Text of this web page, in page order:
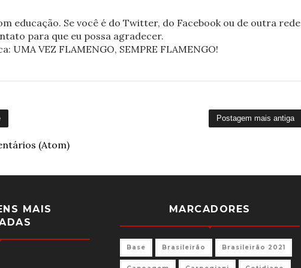
educação. Se você é do Twitter, do Facebook ou de outra rede
para que eu possa agradecer.
UMA VEZ FLAMENGO, SEMPRE FLAMENGO!
Postagem mais antiga
(Atom)
MAIS
MARCADORES
Base Brasileirão Brasileirão 2021